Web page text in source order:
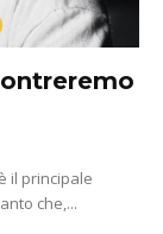
il principale
che,...